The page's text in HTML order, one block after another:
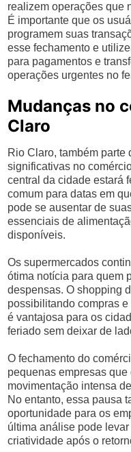
realizem operações que
É importante que os
programem suas
esse fechamento e
para pagamentos e
operações urgentes no
Mudanças no
Claro
Rio Claro, também parte
significativas no
central da cidade estará
comum para datas em
pode se ausentar de
essenciais de
disponíveis.
Os supermercados
ótima notícia para quem
despensas. O shopping
possibilitando compras
é vantajosa para os
feriado sem deixar de
O fechamento do
pequenas empresas
movimentação intensa
No entanto, essa pausa
oportunidade para os
última análise pode
criatividade após o